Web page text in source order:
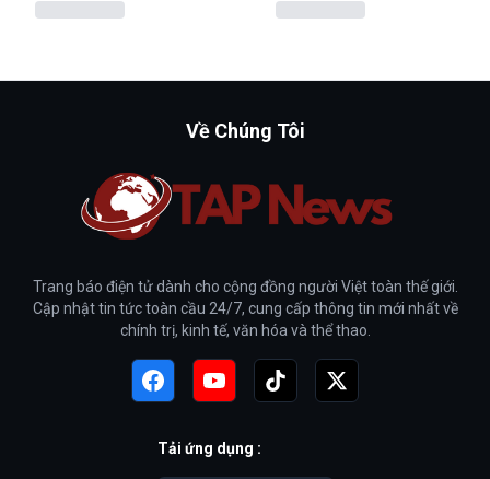
Về Chúng Tôi
Trang báo điện tử dành cho cộng đồng người Việt toàn thế giới.
Cập nhật tin tức toàn cầu 24/7, cung cấp thông tin mới nhất về
chính trị, kinh tế, văn hóa và thể thao.
Tải ứng dụng :